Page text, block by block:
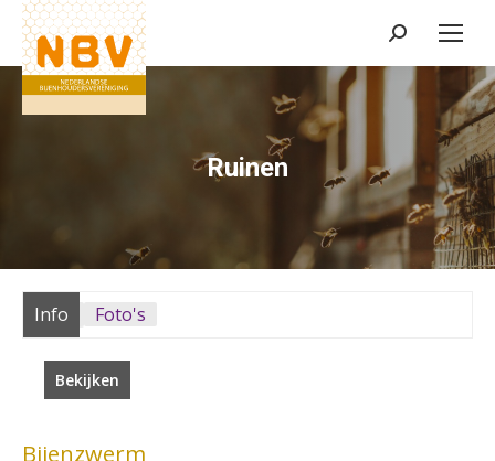
Zoeken:
Ruinen
Info Foto's
Bekijken
Bijenzwerm